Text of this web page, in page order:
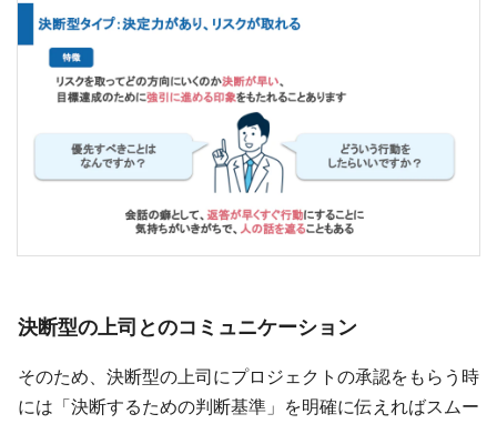
決断型の上司とのコミュニケーション
そのため、決断型の上司にプロジェクトの承認をもらう時
には「決断するための判断基準」を明確に伝えればスムー